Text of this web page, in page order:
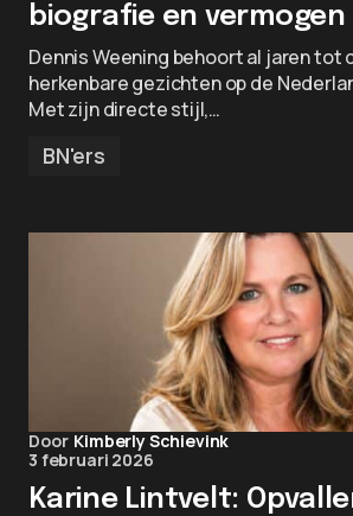
biografie en vermogen
Dennis Weening behoort al jaren tot
herkenbare gezichten op de
Met zijn directe stijl,…
BN'ers
Door Kimberly Schievink
3 februari 2026
Karine Lintvelt: